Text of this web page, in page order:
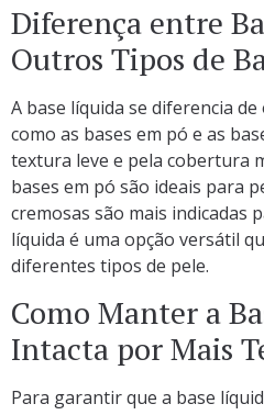
Diferença entre
Outros Tipos de
A base líquida se diferencia
como as bases em pó e as
textura leve e pela cobertura
bases em pó são ideais para
cremosas são mais indicadas
líquida é uma opção versátil
diferentes tipos de pele.
Como Manter a
Intacta por Mais
Para garantir que a base